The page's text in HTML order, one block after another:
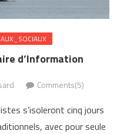
d’Information
Comments(5)
s’isoleront cinq jours
avec pour seule